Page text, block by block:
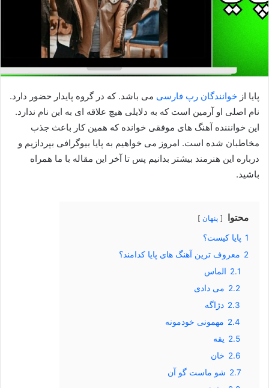
پایا از خوانندگان رپ فارسی می باشد. که در گروه پایدار حضور دارد.
نام اصلی او آرمین است که به دلایلی هیچ علاقه ای به این نام ندارد.
این خوانننده آهنگ های موفقی خوانده که همین کار باعث جذب
مخاطبان شده است. امروز می خواهیم به پایا بیوگرافی بپردازیم و
درباره این هنرمند بیشتر بدانیم پس تا آخر این مقاله با ما همراه
باشید.
محتوا پنهان
1 پایا کیست؟
2 معروف ترین آهنگ های پایا کدامند؟
2.1 الماس
2.2 می دادی
2.3 دژاگه
2.4 مهمونی خودمونه
2.5 یقه
2.6 خان
2.7 شو ماست گو آن